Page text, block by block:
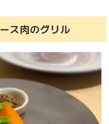
ス肉のグリル